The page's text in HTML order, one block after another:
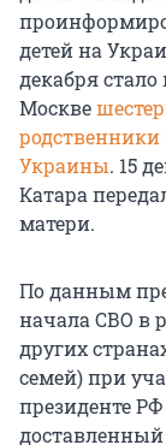
детей на
декабря стало
Москве
Украины. 15
Катара
матери.
По данным
начала СВО в
других
семей) при
президенте
доставленный